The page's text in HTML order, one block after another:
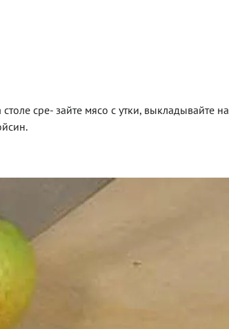
сре- зайте мясо с утки, выкладывайте на